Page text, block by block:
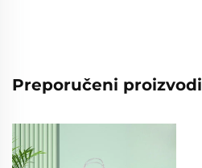
Preporučeni proizvodi